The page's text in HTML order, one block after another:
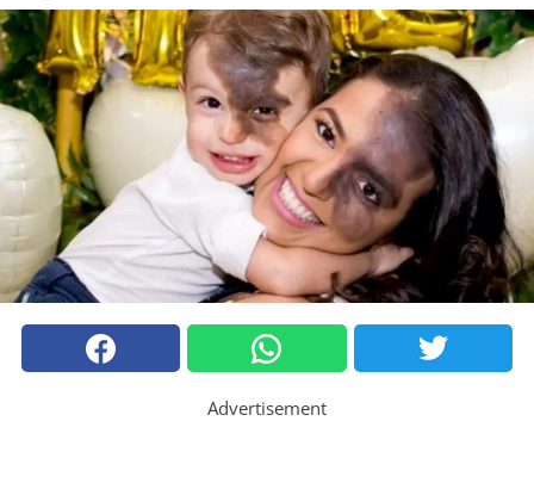
Advertisement